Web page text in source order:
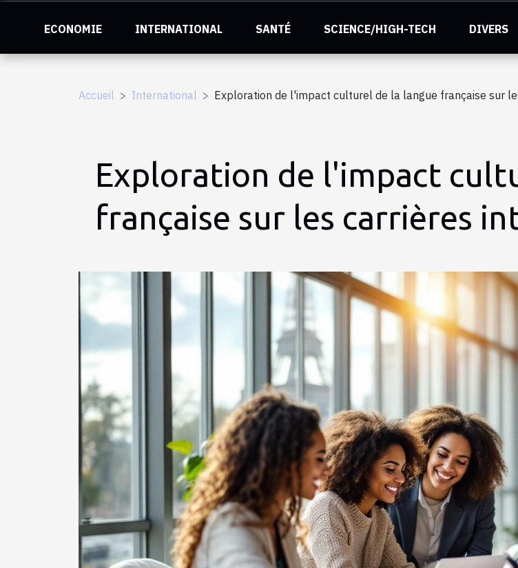
ECONOMIE INTERNATIONAL SANTÉ SCIENCE/HIGH-TECH DIVERS
Accueil International Exploration de l'impact culturel de la langue française sur
Exploration de l'impact
française sur les carrières